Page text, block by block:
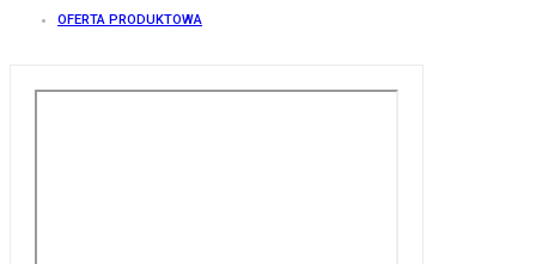
OFERTA PRODUKTOWA